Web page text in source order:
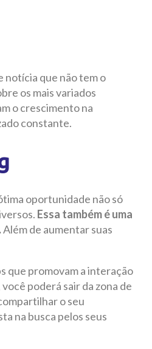
notícia que não tem o
os mais variados
o crescimento na
constante.
oportunidade não só
Essa também é uma
Além de aumentar suas
que promovam a interação
poderá sair da zona de
o seu
na busca pelos seus